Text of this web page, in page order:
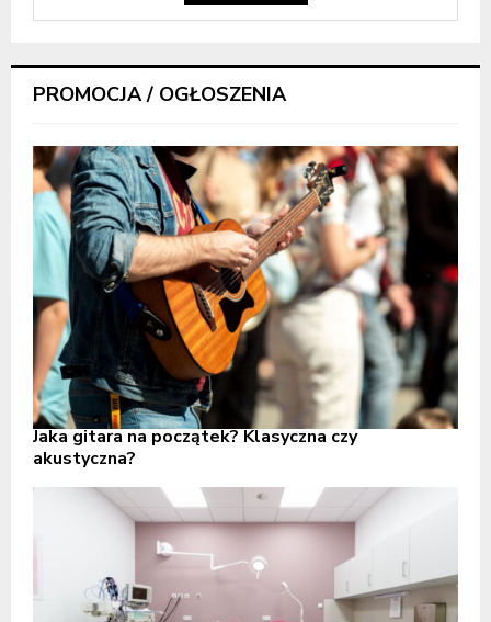
PROMOCJA / OGŁOSZENIA
Jaka gitara na początek? Klasyczna czy
akustyczna?